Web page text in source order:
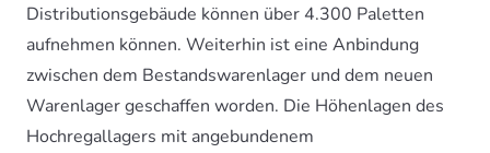
Distributionsgebäude können über 4.300 Paletten
aufnehmen können. Weiterhin ist eine Anbindung
zwischen dem Bestandswarenlager und dem neuen
Warenlager geschaffen worden. Die Höhenlagen des
Hochregallagers mit angebundenem